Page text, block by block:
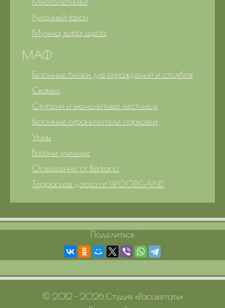
Рулонный газон
Мульча, кора, щепа
МАФ
Бетонные блоки для ограждений и столбов
Скамьи
Ступени и монолитные лестницы
Бетонные ограничители парковки
Урны
Вазоны уличные
Освещение от Berkano
Террасная доска от WOODGAND
Поделиться:
© 2012 – 2026 Студия «Расцветать»